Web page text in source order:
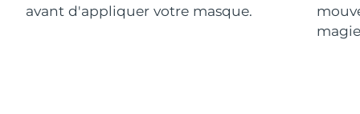
avant d'appliquer votre masque.